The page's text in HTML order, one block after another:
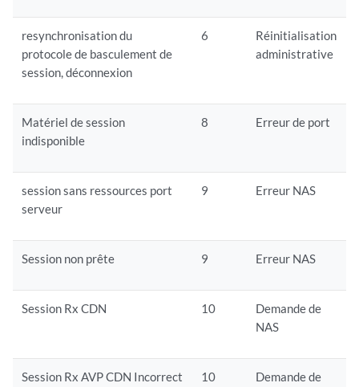
resynchronisation du
protocole de basculement de
session, déconnexion
6
Réinitialisation
administrative
Matériel de session
indisponible
8 Erreur de port
session sans ressources port
serveur
9 Erreur NAS
Session non prête 9 Erreur NAS
Session Rx CDN 10
Demande de
NAS
Session Rx AVP CDN Incorrect
10
Demande de